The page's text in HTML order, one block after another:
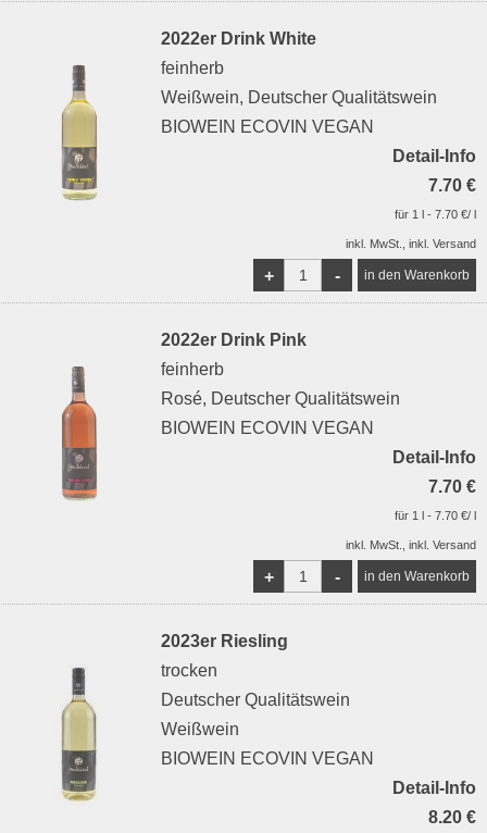
2022er Drink White
feinherb
Weißwein, Deutscher Qualitätswein
BIOWEIN ECOVIN VEGAN
Detail-Info
7.70 €
für 1 l - 7.70 €/ l
inkl. MwSt., inkl. Versand
-
+
2022er Drink Pink
feinherb
Rosé, Deutscher Qualitätswein
BIOWEIN ECOVIN VEGAN
Detail-Info
7.70 €
für 1 l - 7.70 €/ l
inkl. MwSt., inkl. Versand
-
+
2023er Riesling
trocken
Deutscher Qualitätswein
Weißwein
BIOWEIN ECOVIN VEGAN
Detail-Info
8.20 €